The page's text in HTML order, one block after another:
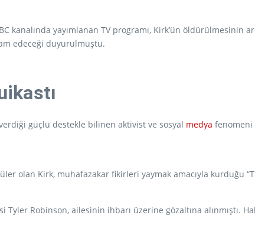
kanalında yayımlanan TV programı, Kirk’ün öldürülmesinin
edeceği duyurulmuştu.
güçlü destekle bilinen aktivist ve sosyal medya fenomeni
olan Kirk, muhafazakar fikirleri yaymak amacıyla kurduğu
Tyler Robinson, ailesinin ihbarı üzerine gözaltına alınmıştı.